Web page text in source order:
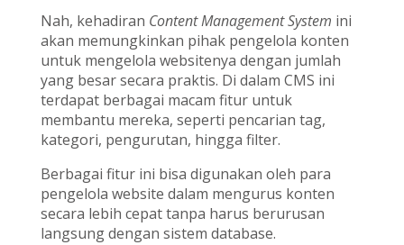
Nah, kehadiran Content Management System ini
akan memungkinkan pihak pengelola konten
untuk mengelola websitenya dengan jumlah
yang besar secara praktis. Di dalam CMS ini
terdapat berbagai macam fitur untuk
membantu mereka, seperti pencarian tag,
kategori, pengurutan, hingga filter.
Berbagai fitur ini bisa digunakan oleh para
pengelola website dalam mengurus konten
secara lebih cepat tanpa harus berurusan
langsung dengan sistem database.